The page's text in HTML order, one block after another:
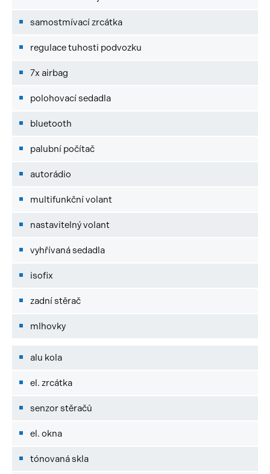
samostmívací zrcátka
regulace tuhosti podvozku
7x airbag
polohovací sedadla
bluetooth
palubní počítač
autorádio
multifunkční volant
nastavitelný volant
vyhřívaná sedadla
isofix
zadní stěrač
mlhovky
alu kola
el. zrcátka
senzor stěračů
el. okna
tónovaná skla